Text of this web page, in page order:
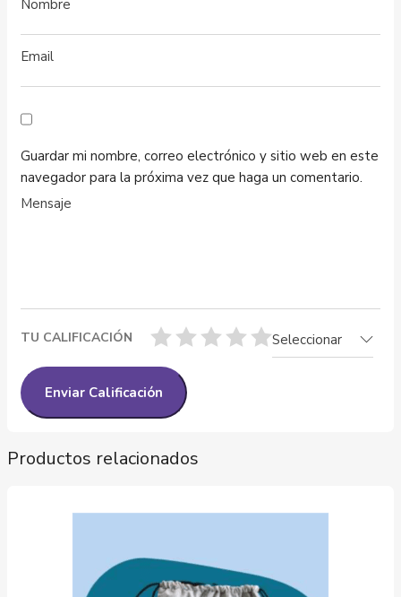
Guardar mi nombre, correo electrónico y sitio web en este
navegador para la próxima vez que haga un comentario.
TU CALIFICACIÓN Seleccionar
Productos relacionados